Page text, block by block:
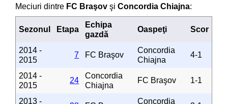
Meciuri dintre FC Braşov şiConcordia Chiajna:
Sezonul Etapa
Echipa
gazdă
Oaspeţi Scor
2014 -
2015
7 FC Braşov
Concordia
Chiajna
4-1
2014 -
2015
24
Concordia
Chiajna
FC Braşov 1-1
2013 - Concordia